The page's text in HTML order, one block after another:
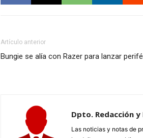
Artículo anterior
Bungie se alía con Razer para lanzar
Dpto. Redacción y
Las noticias y notas de